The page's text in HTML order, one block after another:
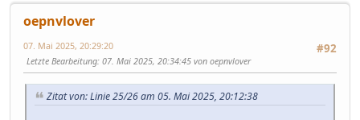
oepnvlover
#92
07. Mai 2025, 20:29:20
Letzte Bearbeitung: 07. Mai 2025, 20:34:45 von oepnvlover
Zitat von: Linie 25/26 am 05. Mai 2025, 20:12:38